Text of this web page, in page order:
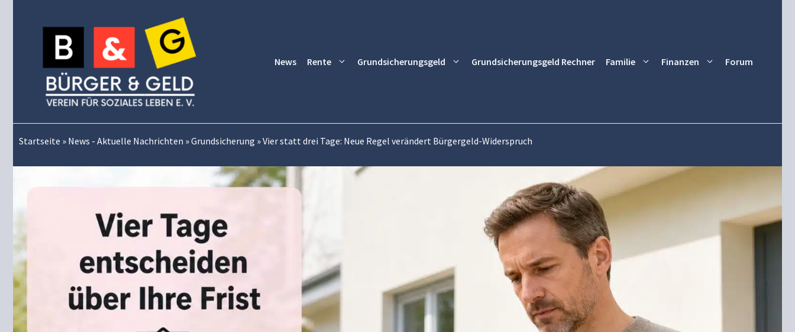
News Rente Grundsicherungsgeld Grundsicherungsgeld Rechner Familie Finanzen Forum
Startseite » News - Aktuelle Nachrichten »Grundsicherung »Vier statt drei Tage: Neue Regel verändert Bürgergeld-Widerspruch